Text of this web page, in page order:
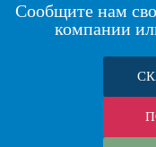
Сообщите нам
компании